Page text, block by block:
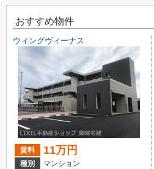
おすすめ物件
ウィングヴィーナス
賃料 11万円
種別 マンション